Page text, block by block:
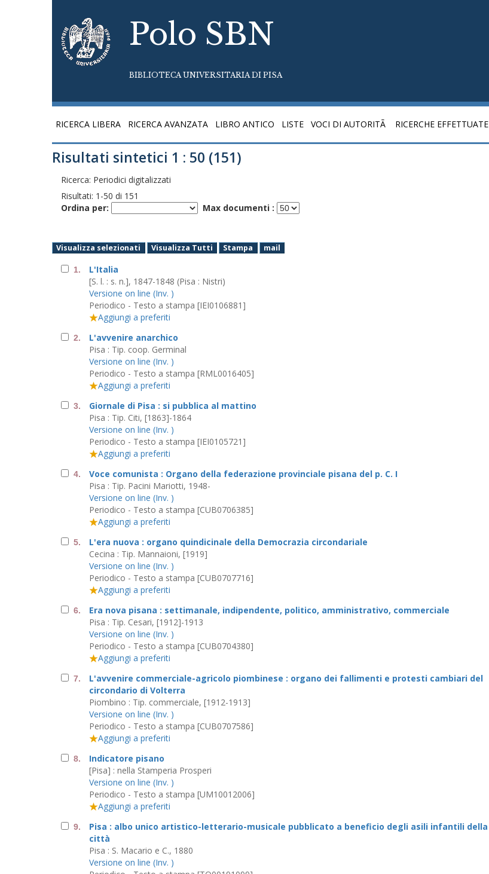
Polo SBN
BIBLIOTECA UNIVERSITARIA DI PISA
RICERCA LIBERA RICERCA AVANZATA LIBRO ANTICO LISTE VOCI DI AUTORITÃ RICERCHE EFFETTUATE
Risultati sintetici 1 : 50 (151)
Ricerca: Periodici digitalizzati
Risultati: 1 -50 di 151
Ordina per:
Max documenti :
Visualizza selezionati Visualizza Tutti Stampa mail
1.
L'Italia
[S. l. : s. n.], 1847-1848 (Pisa : Nistri)
Versione on line (Inv. )
Periodico - Testo a stampa [IEI0106881]
Aggiungi a preferiti
2.
L'avvenire anarchico
Pisa : Tip. coop. Germinal
Versione on line (Inv. )
Periodico - Testo a stampa [RML0016405]
Aggiungi a preferiti
3.
Giornale di Pisa : si pubblica al mattino
Pisa : Tip. Citi, [1863]-1864
Versione on line (Inv. )
Periodico - Testo a stampa [IEI0105721]
Aggiungi a preferiti
4.
Voce comunista : Organo della federazione provinciale pisana del p. C. I
Pisa : Tip. Pacini Mariotti, 1948-
Versione on line (Inv. )
Periodico - Testo a stampa [CUB0706385]
Aggiungi a preferiti
5.
L'era nuova : organo quindicinale della Democrazia circondariale
Cecina : Tip. Mannaioni, [1919]
Versione on line (Inv. )
Periodico - Testo a stampa [CUB0707716]
Aggiungi a preferiti
6.
Era nova pisana : settimanale, indipendente, politico, amministrativo, commerciale
Pisa : Tip. Cesari, [1912]-1913
Versione on line (Inv. )
Periodico - Testo a stampa [CUB0704380]
Aggiungi a preferiti
7.
L'avvenire commerciale-agricolo piombinese : organo dei fallimenti e protesti cambiari del
circondario di Volterra
Piombino : Tip. commerciale, [1912-1913]
Versione on line (Inv. )
Periodico - Testo a stampa [CUB0707586]
Aggiungi a preferiti
8.
Indicatore pisano
[Pisa] : nella Stamperia Prosperi
Versione on line (Inv. )
Periodico - Testo a stampa [UM10012006]
Aggiungi a preferiti
9.
Pisa : albo unico artistico-letterario-musicale pubblicato a beneficio degli asili infantili della
città
Pisa : S. Macario e C., 1880
Versione on line (Inv. )